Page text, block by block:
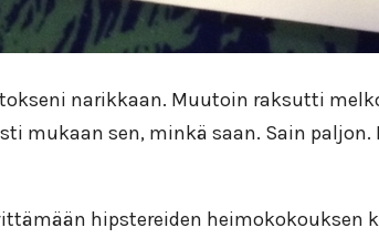
narikkaan. Muutoin raksutti
sen, minkä saan. Sain paljon.
hipstereiden